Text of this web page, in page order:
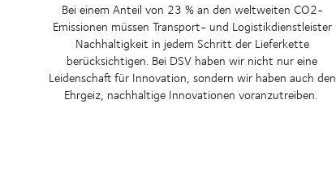
Bei einem Anteil von 23 % an den weltweiten CO2-
Emissionen müssen Transport- und Logistikdienstleister
Nachhaltigkeit in jedem Schritt der Lieferkette
berücksichtigen. Bei DSV haben wir nicht nur eine
Leidenschaft für Innovation, sondern wir haben auch den
Ehrgeiz, nachhaltige Innovationen voranzutreiben.